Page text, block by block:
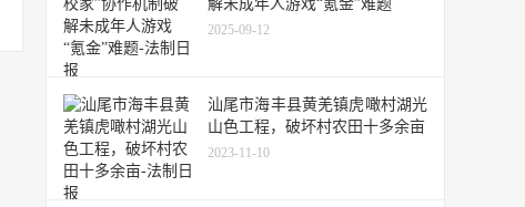
解未成年人游戏“氪金”难题
2025-09-12
汕尾市海丰县黄羌镇虎噉村湖光
山色工程，破坏村农田十多余亩
2023-11-10